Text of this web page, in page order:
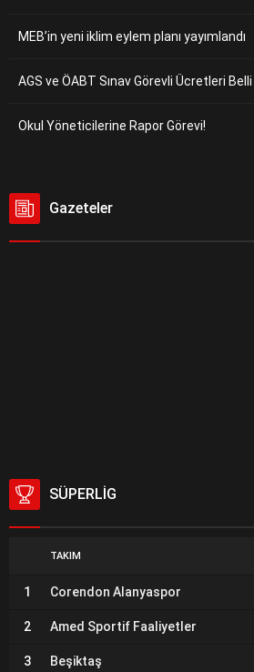
MEB’in yeni iklim eylem planı yayımlandı
AGS ve ÖABT Sınav Görevli Ücretleri
Okul Yöneticilerine Rapor Görevi!
Gazeteler
SÜPERLIG
TAKIM
1 Corendon Alanyaspor
2 Amed Sportif Faaliyetler
3 Beşiktaş